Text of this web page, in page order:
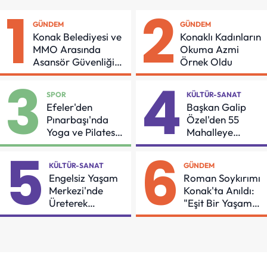
1 GÜNDEM
Konak Belediyesi ve
MMO Arasında
Asansör Güvenliği
İçin Önemli Protokol
2 GÜNDEM
Konaklı Kadınların
Okuma Azmi
Örnek Oldu
3 SPOR
Efeler'den
Pınarbaşı'nda
Yoga ve Pilates
Buluşması
4 KÜLTÜR-SANAT
Başkan Galip
Özel'den 55
Mahalleye
Çocuk Şenliği
5 KÜLTÜR-SANAT
Engelsiz Yaşam
Merkezi'nde
Üreterek
Güçleniyorlar
6 GÜNDEM
Roman Soykırımı
Konak'ta Anıldı:
"Eşit Bir Yaşam
İçin Mücadeleyi